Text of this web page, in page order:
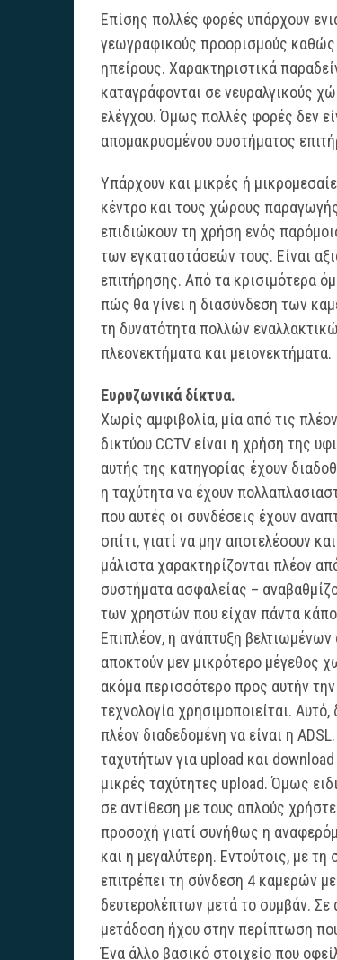
Επίσης πολλές φορές υπάρχουν
γεωγραφικούς προορισμούς καθώς
ηπείρους. Χαρακτηριστικά
καταγράφονται σε νευραλγικούς
ελέγχου. Όμως πολλές φορές δεν
απομακρυσμένου συστήματος
Υπάρχουν και μικρές ή
κέντρο και τους χώρους
επιδιώκουν τη χρήση ενός
των εγκαταστάσεών τους. Είναι
επιτήρησης. Από τα κρισιμότερα
πώς θα γίνει η διασύνδεση των
τη δυνατότητα πολλών
πλεονεκτήματα και μειονεκτήματα.
Ευρυζωνικά δίκτυα.
Χωρίς αμφιβολία, μία από τις
δικτύου CCTV είναι η χρήση της
αυτής της κατηγορίας έχουν
η ταχύτητα να έχουν
που αυτές οι συνδέσεις έχουν
σπίτι, γιατί να μην αποτελέσουν
μάλιστα χαρακτηρίζονται πλέον
συστήματα ασφαλείας –
των χρηστών που είχαν πάντα
Επιπλέον, η ανάπτυξη
αποκτούν μεν μικρότερο μέγεθος
ακόμα περισσότερο προς αυτήν
τεχνολογία χρησιμοποιείται.
πλέον διαδεδομένη να είναι η
ταχυτήτων για upload και
μικρές ταχύτητες upload. Όμως
σε αντίθεση με τους απλούς
προσοχή γιατί συνήθως η
και η μεγαλύτερη. Εντούτοις, με
επιτρέπει τη σύνδεση 4 καμερών
δευτερολέπτων μετά το συμβάν. Σε
μετάδοση ήχου στην περίπτωση
Ένα άλλο βασικό στοιχείο που